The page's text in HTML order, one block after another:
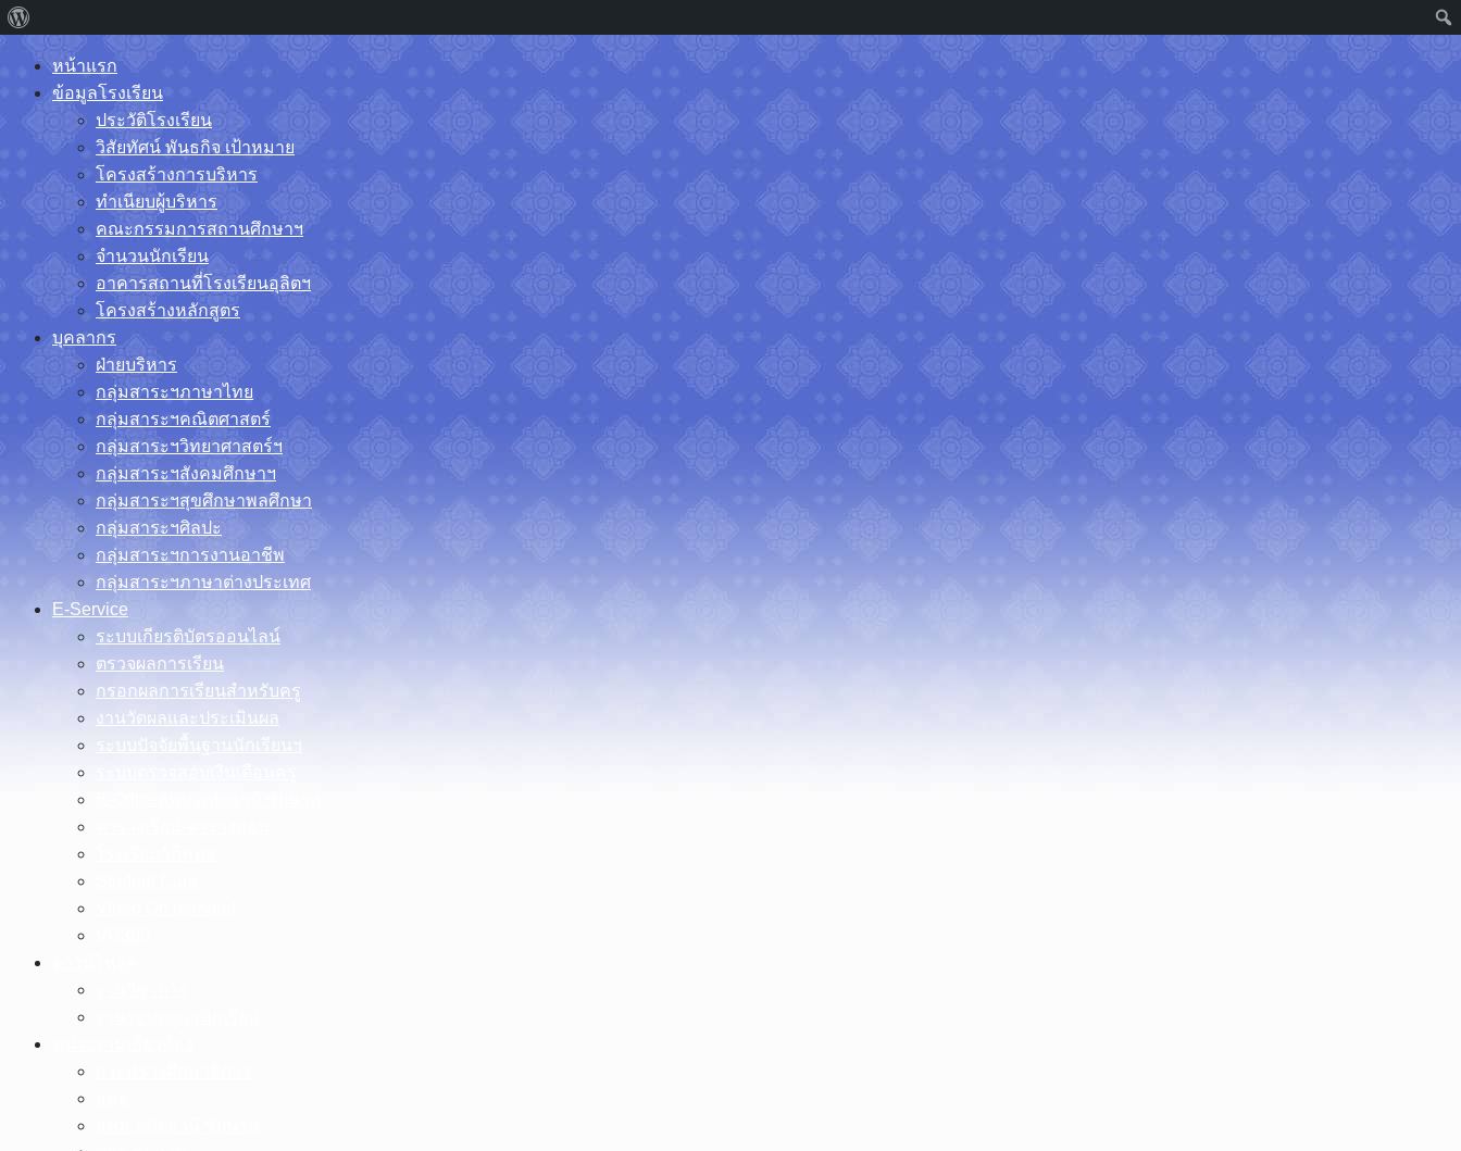
Skip
content
หน้าแรก
ข้อมูลโรงเรียน
ประวัติโรงเรียน
วิสัยทัศน์ พันธกิจ เป้าหมาย
โครงสร้างการบริหาร
ทำเนียบผู้บริหาร
คณะกรรมการสถานศึกษาฯ
จำนวนนักเรียน
อาคารสถานที่โรงเรียนอุลิตฯ
โครงสร้างหลักสูตร
บุคลากร
ฝ่ายบริหาร
กลุ่มสาระฯภาษาไทย
กลุ่มสาระฯคณิตศาสตร์
กลุ่มสาระฯวิทยาศาสตร์ฯ
กลุ่มสาระฯสังคมศึกษาฯ
กลุ่มสาระฯสุขศึกษาพลศึกษา
กลุ่มสาระฯศิลปะ
กลุ่มสาระฯการงานอาชีพ
กลุ่มสาระฯภาษาต่างประเทศ
E-Service
ระบบเกียรติบัตรออนไลน์
ตรวจผลการเรียน
กรอกผลการเรียนสำหรับครู
งานวัดผลและประเมินผล
กับ
เวิร์ด
เพรส